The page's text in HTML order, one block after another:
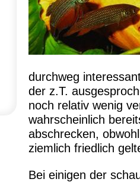
durchweg
der z.T.
noch relativ wenig
wahrscheinlich
abschrecken,
ziemlich friedlich
Bei einigen der